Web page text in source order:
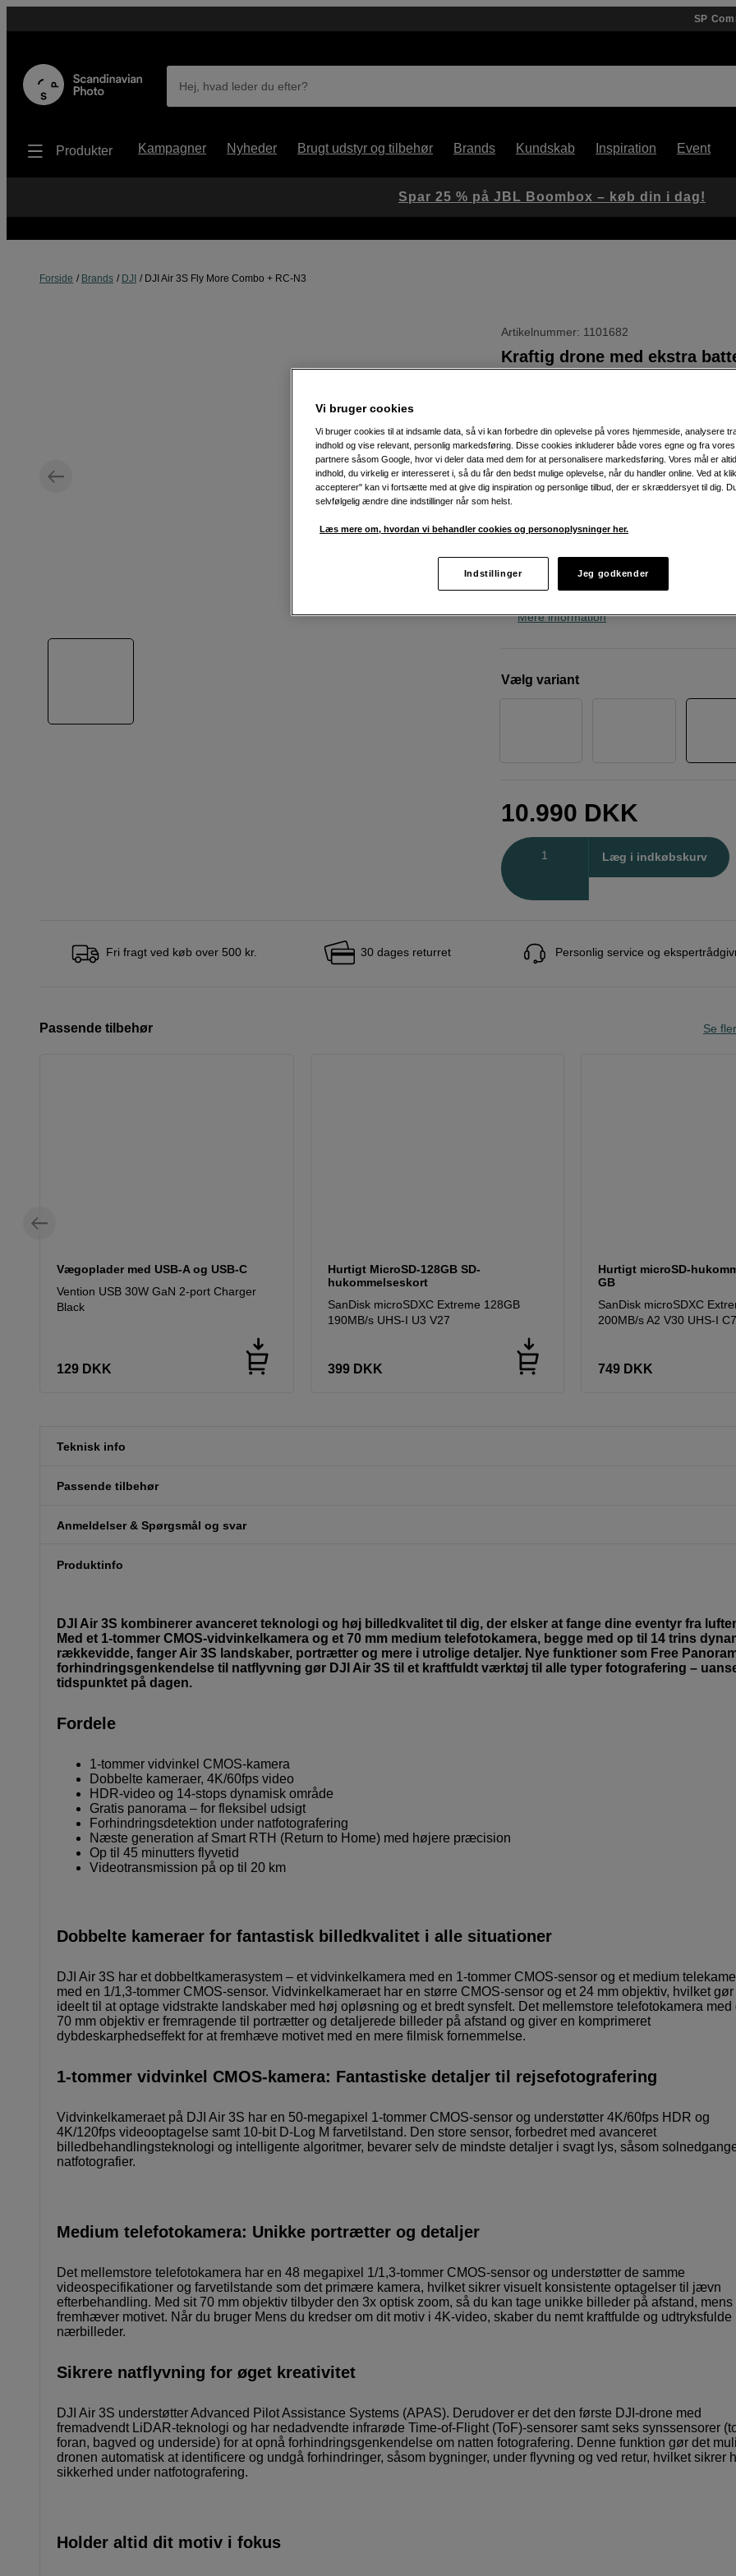
SP
Hej, hvad leder du efter?
Produkter Kampagner Nyheder Brugt udstyr og tilbehør Brands Kundskab Inspiration Event
Forside Brands DJI DJI Air 3S Fly More Combo + RC-N3
Artikelnummer: 1101682
Kraftig drone med ekstra
Weblager
Forventet levering ca. 10–20
hverdage efter bestilling
København: Vis lagersaldo
Forhindringsdetektion under
Mere information
Vælg variant
10.990 DKK
Læg i indkøbskurv
Fri fragt ved køb over 500 kr. 30 dages returret Personlig service og
Passende tilbehør Se
Vægoplader med USB-A og USB-C
Vention USB 30W GaN 2-port Charger
Black
129 DKK
Hurtigt MicroSD-128GB SD-
hukommelseskort
SanDisk microSDXC Extreme 128GB
190MB/s UHS-I U3 V27
399 DKK
Hurtigt microSD-
GB
SanDisk microSDXC
200MB/s A2 V30 UHS-I C7
749 DKK
Teknisk info
Passende tilbehør
Anmeldelser & Spørgsmål og svar
Produktinfo
DJI Air 3S kombinerer avanceret teknologi og høj billedkvalitet til dig, der elsker at fange dine eventyr fra
Med et 1-tommer CMOS-vidvinkelkamera og et 70 mm medium telefotokamera, begge med op til 14 trins
rækkevidde, fanger Air 3S landskaber, portrætter og mere i utrolige detaljer. Nye funktioner som Free
forhindringsgenkendelse til natflyvning gør DJI Air 3S til et kraftfuldt værktøj til alle typer fotografering –
tidspunktet på dagen.
Fordele
1-tommer vidvinkel CMOS-kamera
Dobbelte kameraer, 4K/60fps video
HDR-video og 14-stops dynamisk område
Gratis panorama – for fleksibel udsigt
Forhindringsdetektion under natfotografering
Næste generation af Smart RTH (Return to Home) med højere præcision
Op til 45 minutters flyvetid
Videotransmission på op til 20 km
Dobbelte kameraer for fantastisk billedkvalitet i alle situationer
DJI Air 3S har et dobbeltkamerasystem – et vidvinkelkamera med en 1-tommer CMOS-sensor og et medium
med en 1/1,3-tommer CMOS-sensor. Vidvinkelkameraet har en større CMOS-sensor og et 24 mm objektiv, hvilket gør
ideelt til at optage vidstrakte landskaber med høj opløsning og et bredt synsfelt. Det mellemstore telefotokamera med
70 mm objektiv er fremragende til portrætter og detaljerede billeder på afstand og giver en komprimeret
dybdeskarphedseffekt for at fremhæve motivet med en mere filmisk fornemmelse.
1-tommer vidvinkel CMOS-kamera: Fantastiske detaljer til rejsefotografering
Vidvinkelkameraet på DJI Air 3S har en 50-megapixel 1-tommer CMOS-sensor og understøtter 4K/60fps HDR og
4K/120fps videooptagelse samt 10-bit D-Log M farvetilstand. Den store sensor, forbedret med avanceret
billedbehandlingsteknologi og intelligente algoritmer, bevarer selv de mindste detaljer i svagt lys, såsom
natfotografier.
Medium telefotokamera: Unikke portrætter og detaljer
Det mellemstore telefotokamera har en 48 megapixel 1/1,3-tommer CMOS-sensor og understøtter de samme
videospecifikationer og farvetilstande som det primære kamera, hvilket sikrer visuelt konsistente optagelser til jævn
efterbehandling. Med sit 70 mm objektiv tilbyder den 3x optisk zoom, så du kan tage unikke billeder på afstand, mens
fremhæver motivet. Når du bruger Mens du kredser om dit motiv i 4K-video, skaber du nemt kraftfulde og udtryksfulde
nærbilleder.
Sikrere natflyvning for øget kreativitet
DJI Air 3S understøtter Advanced Pilot Assistance Systems (APAS). Derudover er det den første DJI-drone med
fremadvendt LiDAR-teknologi og har nedadvendte infrarøde Time-of-Flight (ToF)-sensorer samt seks synssensorer
foran, bagved og underside) for at opnå forhindringsgenkendelse om natten fotografering. Denne funktion gør det
dronen automatisk at identificere og undgå forhindringer, såsom bygninger, under flyvning og ved retur, hvilket sikrer
sikkerhed under natfotografering.
Holder altid dit motiv i fokus
Spar 25 % på JBL Boombox – køb din i dag!
Vi bruger cookies
Vi bruger cookies til at indsamle data, så vi kan forbedre din oplevelse på vores hjemmeside, analysere
indhold og vise relevant, personlig markedsføring. Disse cookies inkluderer både vores egne og fra
partnere såsom Google, hvor vi deler data med dem for at personalisere markedsføring. Vores mål er
indhold, du virkelig er interesseret i, så du får den bedst mulige oplevelse, når du handler online. Ved at
accepterer" kan vi fortsætte med at give dig inspiration og personlige tilbud, der er skræddersyet til dig.
selvfølgelig ændre dine indstillinger når som helst.
Læs mere om, hvordan vi behandler cookies og personoplysninger her.
Indstillinger Jeg godkender